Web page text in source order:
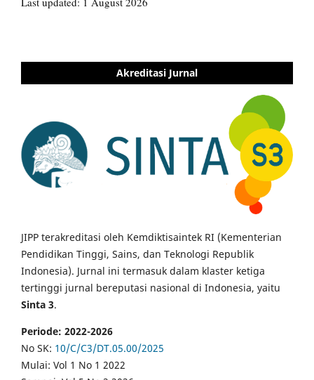
Akreditasi Jurnal
JIPP terakreditasi oleh Kemdiktisaintek RI (Kementerian
Pendidikan Tinggi, Sains, dan Teknologi Republik
Indonesia). Jurnal ini termasuk dalam klaster ketiga
tertinggi jurnal bereputasi nasional di Indonesia, yaitu
Sinta 3.
Periode: 2022-2026
No SK: 10/C/C3/DT.05.00/2025
Mulai: Vol 1 No 1 2022